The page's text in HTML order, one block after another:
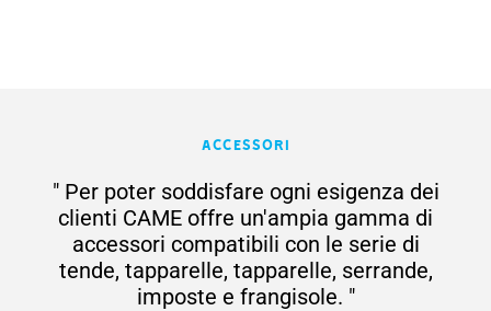
Accessori
" Per poter soddisfare ogni esigenza dei
clienti CAME offre un'ampia gamma di
accessori compatibili con le serie di
tende, tapparelle, tapparelle, serrande,
imposte e frangisole. "